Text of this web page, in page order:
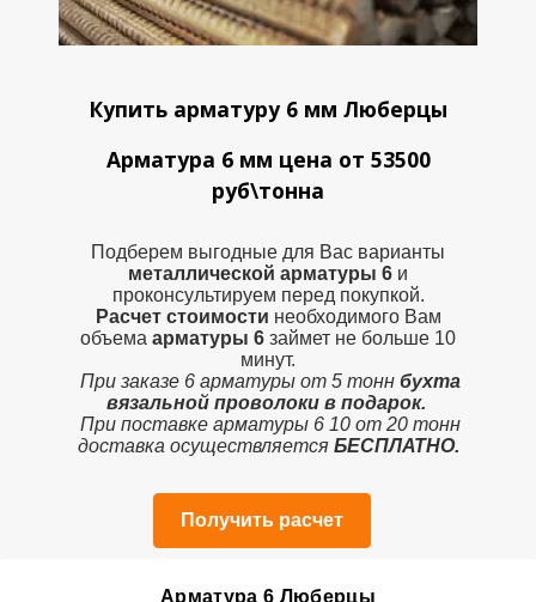
Купить арматуру 6 мм Люберцы
Арматура 6 мм цена от 53500
руб\тонна
Подберем выгодные для Вас варианты
металлической арматуры 6 и
проконсультируем перед покупкой.
Расчет стоимости необходимого Вам
объема арматуры 6 займет не больше 10
минут.
При заказе 6 арматуры от 5 тонн бухта
вязальной проволоки в подарок.
При поставке арматуры 6 10 от 20 тонн
доставка осуществляется БЕСПЛАТНО.
Получить расчет
Арматура 6 Люберцы